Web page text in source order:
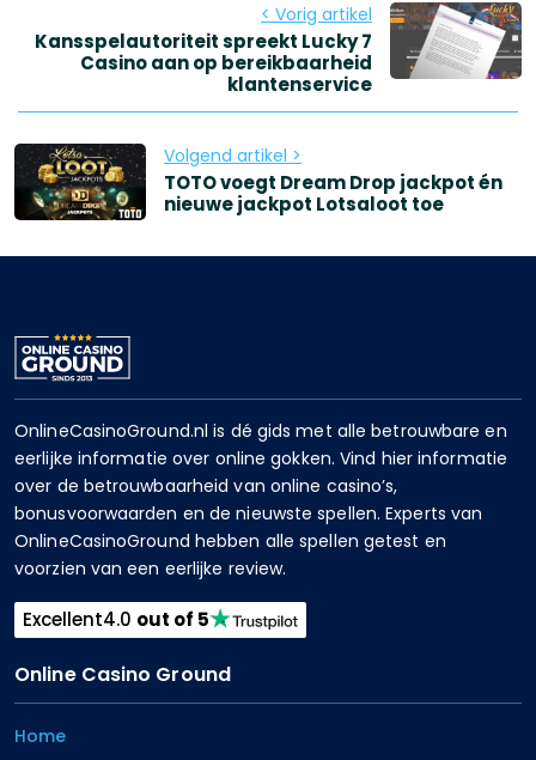
< Vorig artikel
Kansspelautoriteit spreekt Lucky 7
Casino aan op bereikbaarheid
klantenservice
Volgend artikel >
TOTO voegt Dream Drop jackpot én
nieuwe jackpot Lotsaloot toe
OnlineCasinoGround.nl is dé gids met alle betrouwbare en
eerlijke informatie over online gokken. Vind hier informatie
over de betrouwbaarheid van online casino’s,
bonusvoorwaarden en de nieuwste spellen. Experts van
OnlineCasinoGround hebben alle spellen getest en
voorzien van een eerlijke review.
Excellent4.0 out of 5
Online Casino Ground
Home